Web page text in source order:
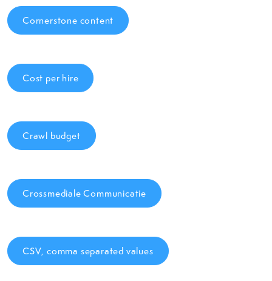
Cornerstone content
Cost per hire
Crawl budget
Crossmediale Communicatie
CSV, comma separated values